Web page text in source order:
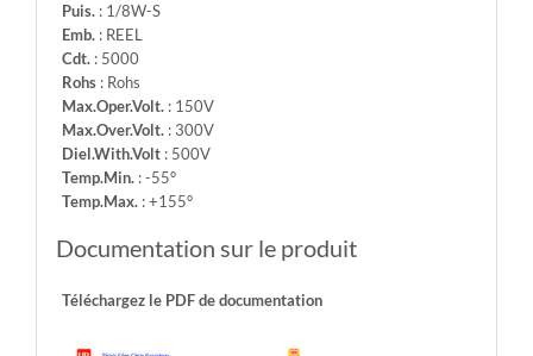
Puis.: 1/8W-S
Emb.: REEL
Cdt.: 5000
Rohs: Rohs
Max.Oper.Volt.: 150V
Max.Over.Volt.: 300V
Diel.With.Volt: 500V
Temp.Min.: -55°
Temp.Max.: +155°
Documentation sur le produit
Téléchargez le PDF de documentation